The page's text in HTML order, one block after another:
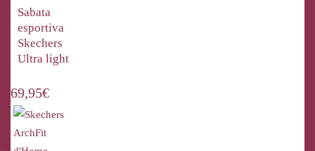
Sabata
esportiva
Skechers
Ultra light
69,95€